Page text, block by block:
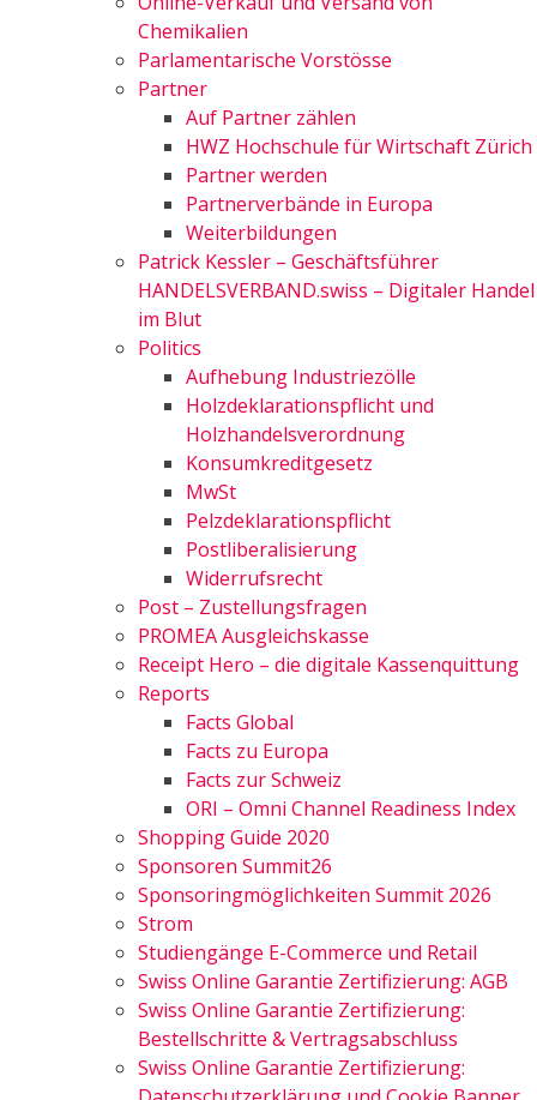
Chemikalien
Parlamentarische Vorstösse
Partner
Auf Partner zählen
HWZ Hochschule für Wirtschaft Zürich
Partner werden
Partnerverbände in Europa
Weiterbildungen
Patrick Kessler – Geschäftsführer
HANDELSVERBAND.swiss – Digitaler Handel
im Blut
Politics
Aufhebung Industriezölle
Holzdeklarationspflicht und
Holzhandelsverordnung
Konsumkreditgesetz
MwSt
Pelzdeklarationspflicht
Postliberalisierung
Widerrufsrecht
Post – Zustellungsfragen
PROMEA Ausgleichskasse
Receipt Hero – die digitale Kassenquittung
Reports
Facts Global
Facts zu Europa
Facts zur Schweiz
ORI – Omni Channel Readiness Index
Shopping Guide 2020
Sponsoren Summit26
Sponsoringmöglichkeiten Summit 2026
Strom
Studiengänge E-Commerce und Retail
Swiss Online Garantie Zertifizierung: AGB
Swiss Online Garantie Zertifizierung:
Bestellschritte & Vertragsabschluss
Swiss Online Garantie Zertifizierung: